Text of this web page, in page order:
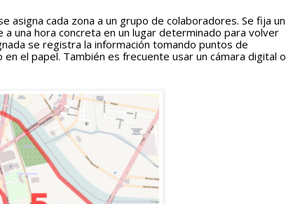
asigna cada zona a un grupo de colaboradores. Se fija un
una hora concreta en un lugar determinado para volver
se registra la información tomando puntos de
el papel. También es frecuente usar un cámara digital o